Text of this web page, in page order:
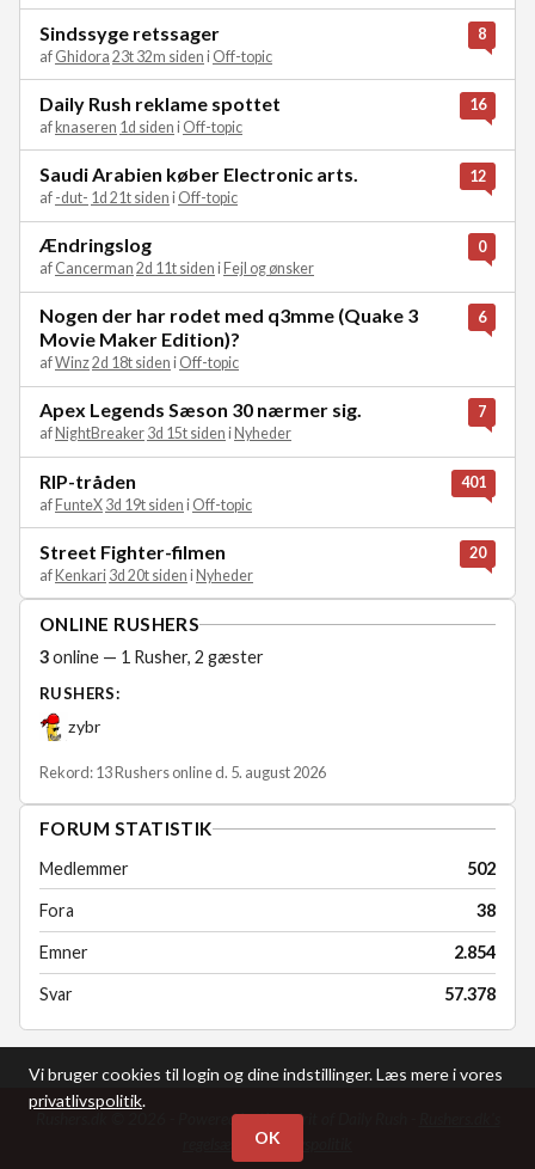
Sindssyge retssager
af Ghidora 23t 32m siden i Off-topic
8
Daily Rush reklame spottet
afknaseren 1d siden i Off-topic
16
Saudi Arabien køber Electronic arts.
af -dut- 1d 21t siden i Off-topic
12
Ændringslog
af Cancerman 2d 11t siden i Fejl og ønsker
0
Nogen der har rodet med q3mme (Quake 3
Movie Maker Edition)?
afWinz2d 18t siden i Off-topic
6
Apex Legends Sæson 30 nærmer sig.
af NightBreaker 3d 15t siden i Nyheder
7
RIP-tråden
afFunteX 3d 19t siden i Off-topic
401
Street Fighter-filmen
af Kenkari 3d 20t siden i Nyheder
20
ONLINE RUSHERS
3online — 1 Rusher, 2 gæster
RUSHERS:
zybr
Rekord: 13 Rushers online d. 5. august 2026
FORUM STATISTIK
Medlemmer 502
Fora 38
Emner 2.854
Svar 57.378
Rushers.dk © 2026 - Powered by the spirit of Daily Rush -
Privatlivspolitik
Vi bruger cookies til login og dine indstillinger. Læs mere i vores
privatlivspolitik.
OK